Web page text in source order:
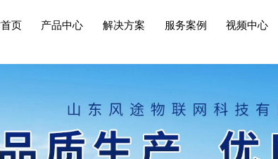
页 产品中心 解决方案 服务案例 视频中心